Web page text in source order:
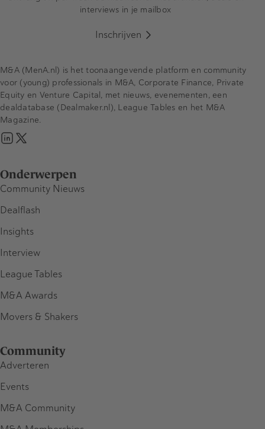
interviews in je mailbox
Inschrijven
Onderwerpen
Community Nieuws
Dealflash
Insights
Interview
League Tables
M&A Awards
Movers & Shakers
Community
Adverteren
Events
M&A Community
M&A (MenA.nl) is het toonaangevende platform en community
voor (young) professionals in M&A, Corporate Finance, Private
Equity en Venture Capital, met nieuws, evenementen, een
dealdatabase (Dealmaker.nl), League Tables en het M&A
Magazine.